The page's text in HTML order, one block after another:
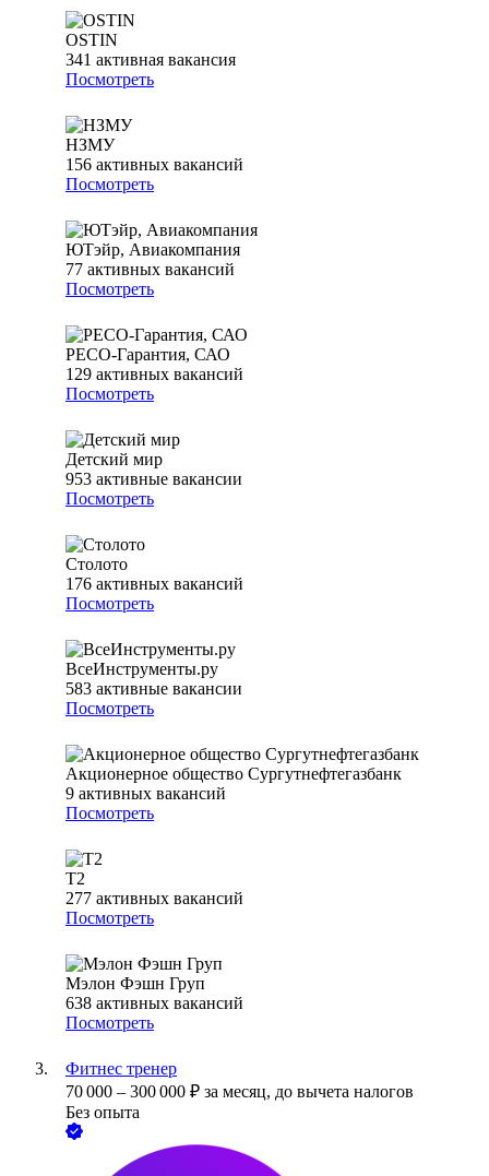
OSTIN
341 активная вакансия
Посмотреть
НЗМУ
156 активных вакансий
Посмотреть
ЮТэйр, Авиакомпания
77 активных вакансий
Посмотреть
РЕСО-Гарантия, САО
129 активных вакансий
Посмотреть
Детский мир
953 активные вакансии
Посмотреть
Столото
176 активных вакансий
Посмотреть
ВсеИнструменты.ру
583 активные вакансии
Посмотреть
Акционерное общество Сургутнефтегазбанк
9 активных вакансий
Посмотреть
T2
277 активных вакансий
Посмотреть
Мэлон Фэшн Груп
638 активных вакансий
Посмотреть
Фитнес тренер
70 000 – 300 000 ₽ за месяц, до вычета налогов
Без опыта